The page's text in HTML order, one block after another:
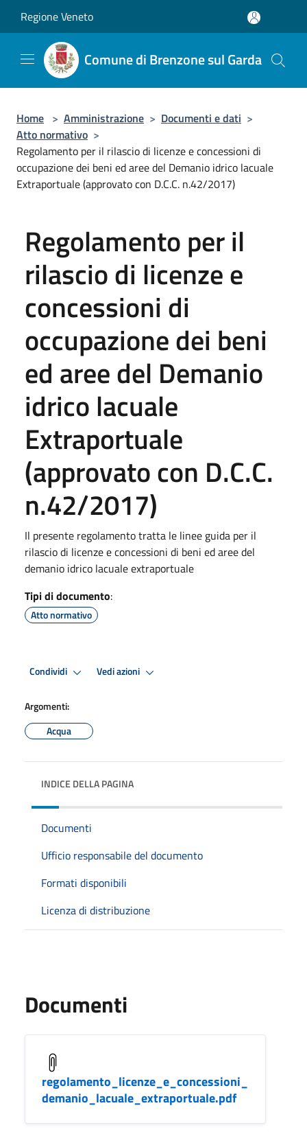
Regione Veneto
Comune di Brenzone sul Garda
Home > Amministrazione > Documenti e dati >
Atto normativo >
Regolamento per il rilascio di licenze e concessioni di
occupazione dei beni ed aree del Demanio idrico lacuale
Extraportuale (approvato con D.C.C. n.42/2017)
Regolamento per il
rilascio di licenze e
concessioni di
occupazione dei beni
ed aree del Demanio
idrico lacuale
Extraportuale
(approvato con D.C.C.
n.42/2017)
Il presente regolamento tratta le linee guida per il
rilascio di licenze e concessioni di beni ed aree del
demanio idrico lacuale extraportuale
Tipi di documento:
Atto normativo
Condividi Vedi azioni
Argomenti:
Acqua
INDICE DELLA PAGINA
Documenti
Ufficio responsabile del documento
Formati disponibili
Licenza di distribuzione
Documenti
regolamento_licenze_e_concessioni_
demanio_lacuale_extraportuale.pdf